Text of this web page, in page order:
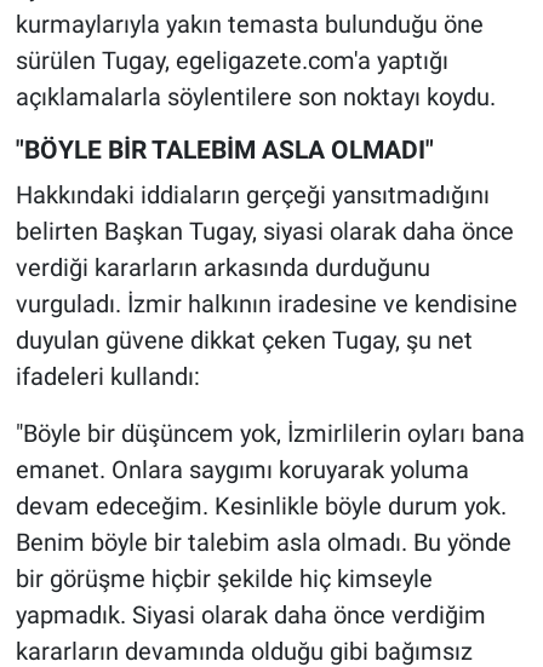
kurmaylarıyla yakın temasta bulunduğu öne
sürülen Tugay, egeligazete.com'a yaptığı
açıklamalarla söylentilere son noktayı koydu.
"BÖYLE BİR TALEBİM ASLA OLMADI"
Hakkındaki iddiaların gerçeği yansıtmadığını
belirten Başkan Tugay, siyasi olarak daha önce
verdiği kararların arkasında durduğunu
vurguladı. İzmir halkının iradesine ve kendisine
duyulan güvene dikkat çeken Tugay, şu net
ifadeleri kullandı:
"Böyle bir düşüncem yok, İzmirlilerin oyları bana
emanet. Onlara saygımı koruyarak yoluma
devam edeceğim. Kesinlikle böyle durum yok.
Benim böyle bir talebim asla olmadı. Bu yönde
bir görüşme hiçbir şekilde hiç kimseyle
yapmadık. Siyasi olarak daha önce verdiğim
kararların devamında olduğu gibi bağımsız